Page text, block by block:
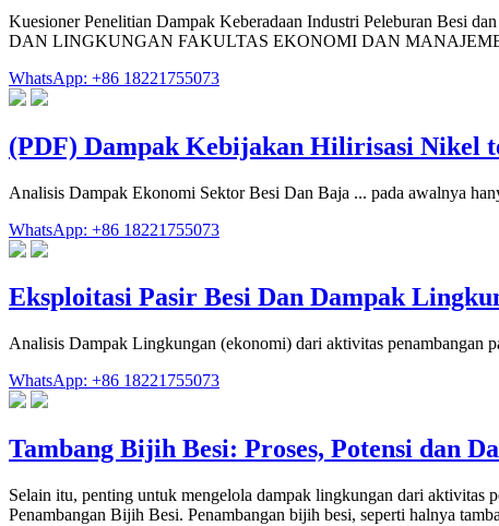
Kuesioner Penelitian Dampak Keberadaan Industri Peleburan Besi
DAN LINGKUNGAN FAKULTAS EKONOMI DAN
WhatsApp: +86 18221755073
(PDF) Dampak Kebijakan Hilirisasi Nikel
Analisis Dampak Ekonomi Sektor Besi Dan Baja ... pada awalnya
WhatsApp: +86 18221755073
Eksploitasi Pasir Besi Dan Dampak
Analisis Dampak Lingkungan (ekonomi) dari aktivitas penambangan
WhatsApp: +86 18221755073
Tambang Bijih Besi: Proses, Potensi dan
Selain itu, penting untuk mengelola dampak lingkungan dari aktivitas
Penambangan Bijih Besi. Penambangan bijih besi, seperti halnya